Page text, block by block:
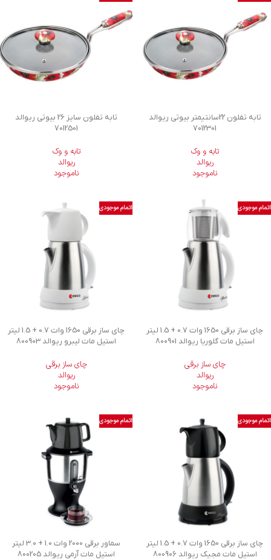
تابه تفلون 22سانتیمتر بیوتی ریوالد
7012301
تابه و وک
ریوالد
ناموجود
تابه تفلون سایز 26 بیوتی ریوالد
7012501
تابه و وک
ریوالد
ناموجود
اتمام موجودی
چای ساز برقی 1650 وات 0.7 + 1.5 لیتر
استیل مات گلوریا ریوالد 800901
چای ساز برقی
ریوالد
ناموجود
اتمام موجودی
چای ساز برقی 1650 وات 0.7 + 1.5 لیتر
استیل مات ليبرو ریوالد 800903
چای ساز برقی
ریوالد
ناموجود
اتمام موجودی
چای ساز برقی 1650 وات 0.7 + 1.5 لیتر
استیل مات مجیک ریوالد 800906
اتمام موجودی
سماور برقی 2000 وات 1.0 + 3.0 لیتر
استیل مات آرمی ریوالد 800205